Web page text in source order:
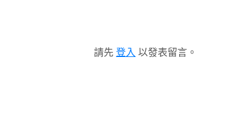
請先 登入 以發表留言。